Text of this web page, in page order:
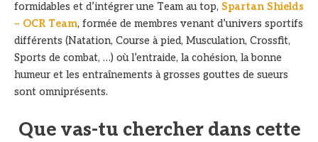
formidables et d’intégrer une Team au top, Spartan Shields
– OCR Team, formée de membres venant d’univers sportifs
différents (Natation, Course à pied, Musculation, Crossfit,
Sports de combat, …) où l’entraide, la cohésion, la bonne
humeur et les entraînements à grosses gouttes de sueurs
sont omniprésents.
Que vas-tu chercher dans cette